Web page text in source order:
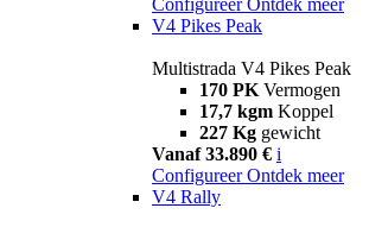
V4 Pikes Peak
Multistrada V4 Pikes Peak
170 PK Vermogen
17,7 kgm Koppel
227 Kg gewicht
Vanaf 33.890 € i
Configureer Ontdek meer
V4 Rally